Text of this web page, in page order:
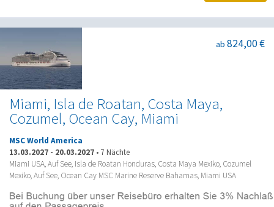
Miami, Isla de Roatan, Costa Maya,
Cozumel, Ocean Cay, Miami
ab 824,00 €
MSC World America
13.03.2027 - 20.03.2027 • 7 Nächte
Miami USA, Auf See, Isla de Roatan Honduras, Costa Maya Mexiko, Cozumel
Mexiko, Auf See, Ocean Cay MSC Marine Reserve Bahamas, Miami USA